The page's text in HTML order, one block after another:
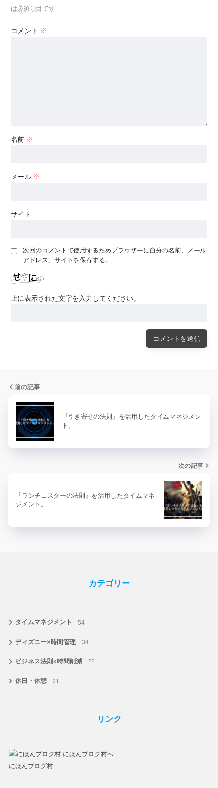
は必須項目です
コメント ※
名前 ※
メール ※
サイト
次回のコメントで使用するためブラウザーに自分の名前、メール
アドレス、サイトを保存する。
上に表示された文字を入力してください。
前の記事
『引き寄せの法則』を活用したタイムマネジメン
ト。
次の記事
『ランチェスターの法則』を活用したタイムマネ
ジメント。
カテゴリー
タイムマネジメント 54
ディズニー×時間管理 34
ビジネス法則×時間削減 55
休日・休憩 31
リンク
にほんブログ村